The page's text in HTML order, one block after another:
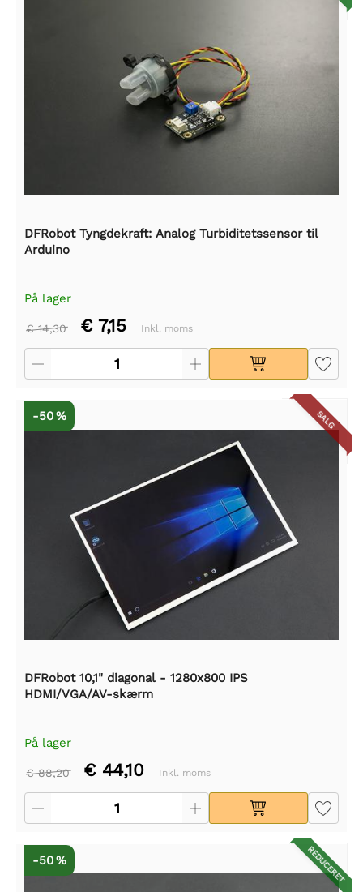
DFRobot Tyngdekraft: Analog Turbiditetssensor til
Arduino
På lager
€ 14,30 € 7,15 Inkl. moms
SALG
-50 %
DFRobot 10,1" diagonal - 1280x800 IPS
HDMI/VGA/AV-skærm
På lager
€ 88,20 € 44,10 Inkl. moms
REDUCERET
-50 %